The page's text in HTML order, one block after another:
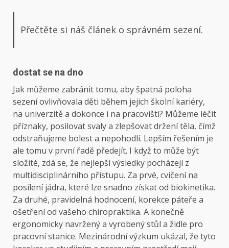
Přečtěte si náš článek o správném sezení.
dostat se na dno
Jak můžeme zabránit tomu, aby špatná poloha
sezení ovlivňovala děti během jejich školní kariéry,
na univerzitě a dokonce i na pracovišti? Můžeme léčit
příznaky, posilovat svaly a zlepšovat držení těla, čímž
odstraňujeme bolest a nepohodlí. Lepším řešením je
ale tomu v první řadě předejít. I když to může být
složité, zdá se, že nejlepší výsledky pocházejí z
multidisciplinárního přístupu. Za prvé, cvičení na
posílení jádra, které lze snadno získat od biokinetika.
Za druhé, pravidelná hodnocení, korekce páteře a
ošetření od vašeho chiropraktika. A konečně
ergonomicky navržený a vyrobený stůl a židle pro
pracovní stanice. Mezinárodní výzkum ukázal, že tyto